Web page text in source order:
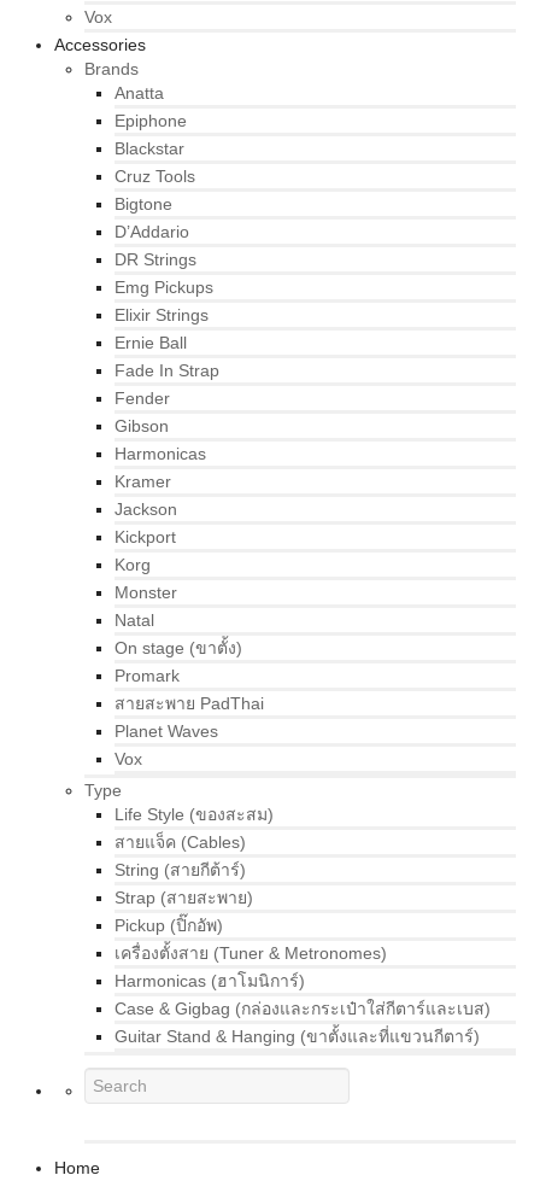
Vox
Accessories
Brands
Anatta
Epiphone
Blackstar
Cruz Tools
Bigtone
D’Addario
DR Strings
Emg Pickups
Elixir Strings
Ernie Ball
Fade In Strap
Fender
Gibson
Harmonicas
Kramer
Jackson
Kickport
Korg
Monster
Natal
On stage (ขาตั้ง)
Promark
สายสะพาย PadThai
Planet Waves
Vox
Type
Life Style (ของสะสม)
สายแจ็ค (Cables)
String (สายกีต้าร์)
Strap (สายสะพาย)
Pickup (ปิ๊กอัพ)
เครื่องตั้งสาย (Tuner & Metronomes)
Harmonicas (ฮาโมนิการ์)
Case & Gigbag (กล่องและกระเป๋าใส่กีตาร์และเบส)
Guitar Stand & Hanging (ขาตั้งและที่แขวนกีตาร์)
Home